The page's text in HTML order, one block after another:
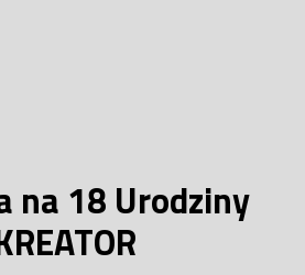
na 18 Urodziny